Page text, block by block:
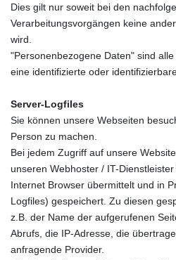
Dies gilt nur soweit bei den
Verarbeitungsvorgängen keine
wird.
"Personenbezogene Daten" sind
eine identifizierte oder
Server-Logfiles
Sie können unsere Webseiten
Person zu machen.
Bei jedem Zugriff auf unsere
unseren Webhoster / IT-
Internet Browser übermittelt und in
Logfiles) gespeichert. Zu diesen
z.B. der Name der aufgerufenen
Abrufs, die IP-Adresse, die
anfragende Provider.